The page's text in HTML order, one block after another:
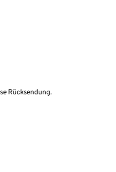
Rücksendung.